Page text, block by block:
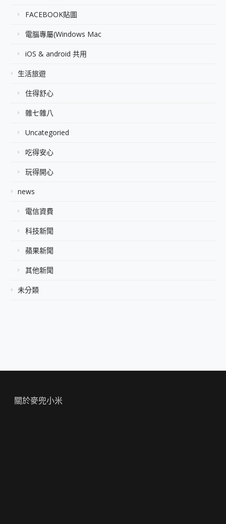
FACEBOOK貼圖
電腦專屬(Windows Mac
iOS & android 共用
生活旅遊
住得舒心
雜七雜八
Uncategoried
吃得安心
玩得開心
news
電信資費
科技新聞
蘋果新聞
其他新聞
未分類
關於麥兜小米